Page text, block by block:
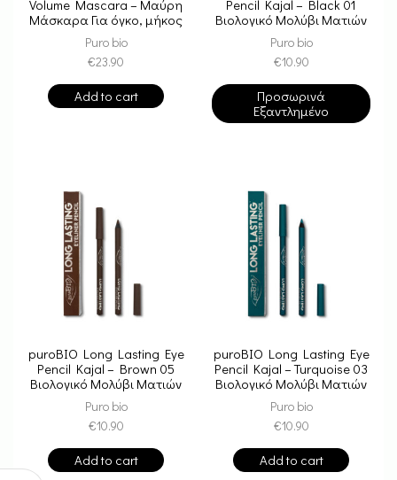
Volume Mascara – Μαύρη
Μάσκαρα Για όγκο, μήκος
και καμπύλη
Puro bio
€23.90
Add to cart
Pencil Kajal – Black 01
Βιολογικό Μολύβι Ματιών
Μακράς Διάρκειας
Puro bio
€10.90
Προσωρινά
Εξαντλημένο
puroBIO Long Lasting Eye
Pencil Kajal – Brown 05
Βιολογικό Μολύβι Ματιών
Μακράς Διάρκειας
Puro bio
€10.90
Add to cart
puroBIO Long Lasting Eye
Pencil Kajal – Turquoise 03
Βιολογικό Μολύβι Ματιών
Μακράς Διάρκειας
Puro bio
€10.90
Add to cart